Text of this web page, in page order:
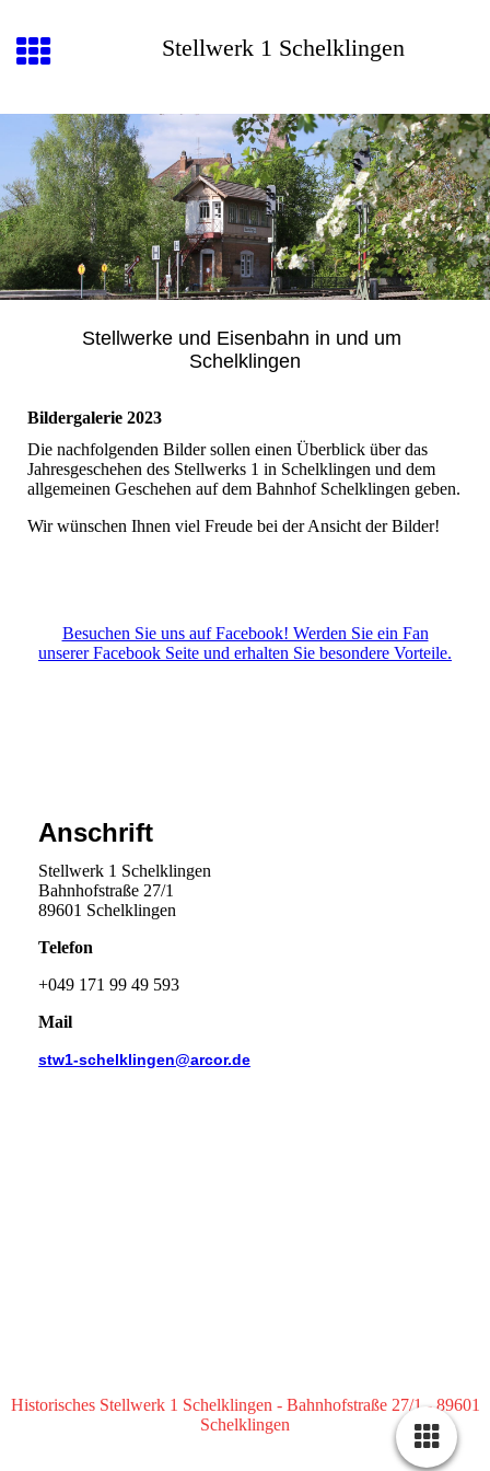
Stellwerk 1 Schelklingen
Stellwerke und Eisenbahn in und um
Schelklingen
Bildergalerie 2023
Die nachfolgenden Bilder sollen einen Überblick über das
Jahresgeschehen des Stellwerks 1 in Schelklingen und dem
allgemeinen Geschehen auf dem Bahnhof Schelklingen geben.
Wir wünschen Ihnen viel Freude bei der Ansicht der Bilder!
Besuchen Sie uns auf Facebook! Werden Sie ein Fan
unserer Facebook Seite und erhalten Sie besondere Vorteile.
Anschrift
Stellwerk 1 Schelklingen
Bahnhofstraße 27/1
89601 Schelklingen
Telefon
+049 171 99 49 593
Mail
stw1-schelklingen@arcor.de
Historisches Stellwerk 1 Schelklingen - Bahnhofstraße 27/1 - 89601
Schelklingen